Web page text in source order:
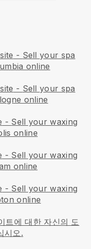
- Sell your spa
online
- Sell your spa
online
- Sell your waxing
online
- Sell your waxing
online
- Sell your waxing
online
트에 대한 자신의 도
시오.